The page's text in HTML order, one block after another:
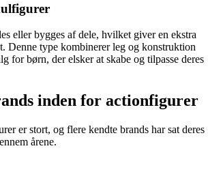
eller bygges af dele, hvilket giver en ekstra
Denne type kombinerer leg og konstruktion
for børn, der elsker at skabe og tilpasse deres
inden for actionfigurer
er stort, og flere kendte brands har sat deres
årene.